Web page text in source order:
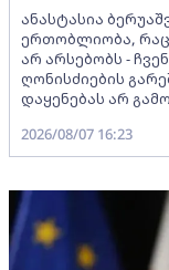
ანასტასია
ერთობლიობა, რაც
არ არსებობს -
ღონისძიების
დაყენებას არ
2026/08/07 16:23